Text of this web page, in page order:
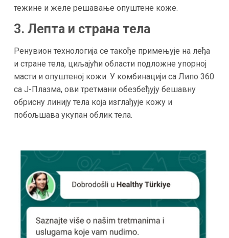
тежине и желе решавање опуштене коже.
3. Лепта и страна тела
Ренувион технологија се такође примењује на леђа
и стране тела, циљајући области подложне упорној
масти и опуштеној кожи. У комбинацији са Липо 360
са J-Плазма, ови третмани обезбеђују бешавну
обрисну линију тела која изглађује кожу и
побољшава укупан облик тела.